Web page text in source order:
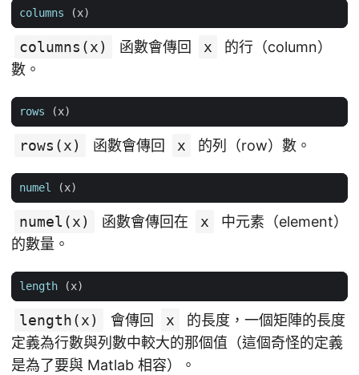
columns (x)
columns(x) 函數會傳回 x
的行（column）
數。
rows (x)
rows(x) 函數會傳回 x 的列（row）數。
numel (x)
numel(x) 函數會傳回在 x
中元素（element）
的數量。
length (x)
length(x) 會傳回 x
的長度，一個矩陣的長度
定義為行數與列數中較大的那個值（這個奇怪的定義
是為了要與 Matlab 相容）。